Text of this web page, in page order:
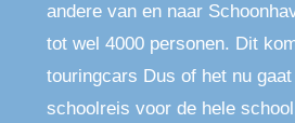
andere van en naar
tot wel 4000 personen. Dit
touringcars Dus of het nu
schoolreis voor de hele